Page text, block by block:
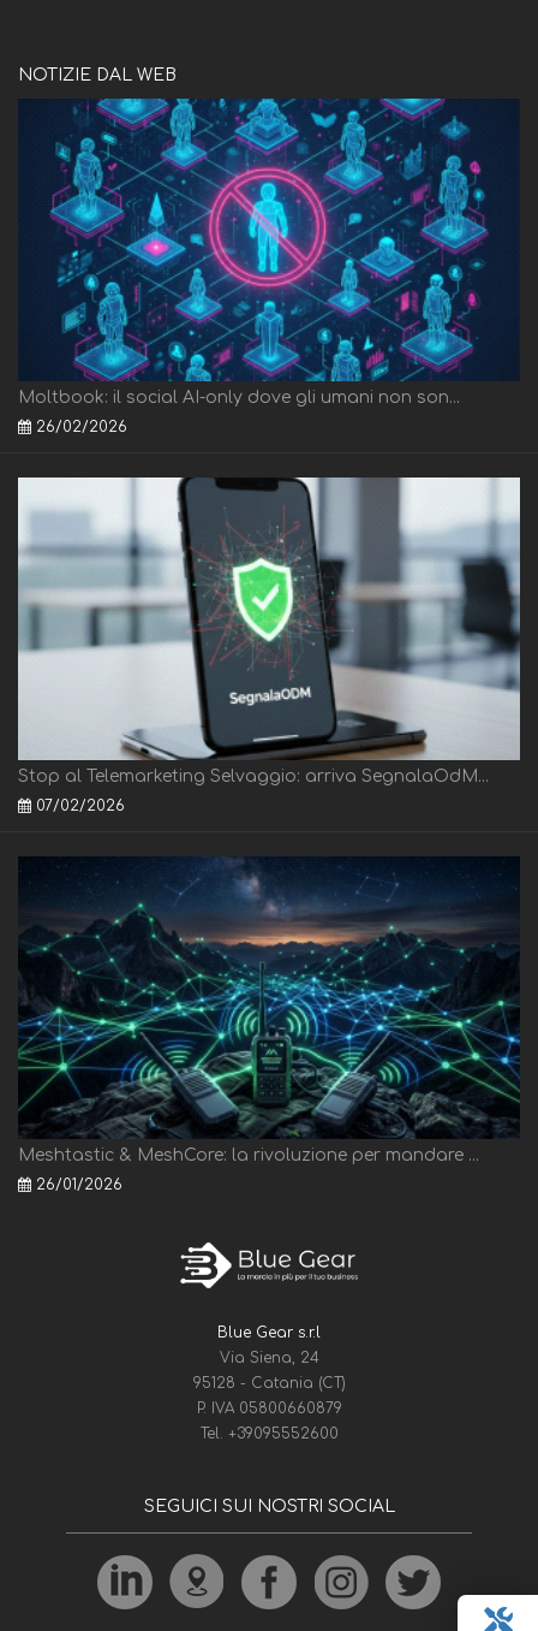
NOTIZIE DAL WEB
Moltbook: il social AI-only dove gli umani non son...
26/02/2026
Stop al Telemarketing Selvaggio: arriva SegnalaOdM...
07/02/2026
Meshtastic & MeshCore: la rivoluzione per mandare ...
26/01/2026
Blue Gear s.r.l
Via Siena, 24
95128 - Catania (CT)
P. IVA 05800660879
Tel. +39095552600
SEGUICI SUI NOSTRI SOCIAL